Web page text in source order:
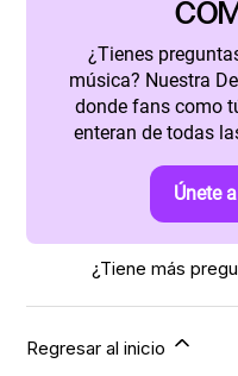
¿Tienes
música? Nuestra
donde fans como
enteran de todas
Únete
¿Tiene más
Regresar al inicio